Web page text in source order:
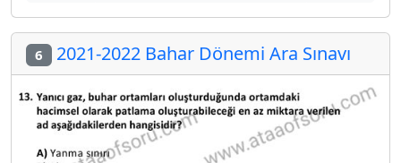
6 2021-2022 Bahar Dönemi Ara Sınavı